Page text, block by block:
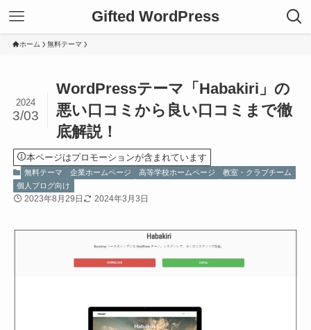
Gifted WordPress
ホーム 無料テーマ
WordPressテーマ「Habakiri」の
悪い口コミから良い口コミまで徹
底解説！
2024
3/03
本ページはプロモーションが含まれています
無料テーマ 企業ホームページ 高等学校ホームページ
教室・クラブチーム
個人ブログ向け
2023年8月29日 2024年3月3日